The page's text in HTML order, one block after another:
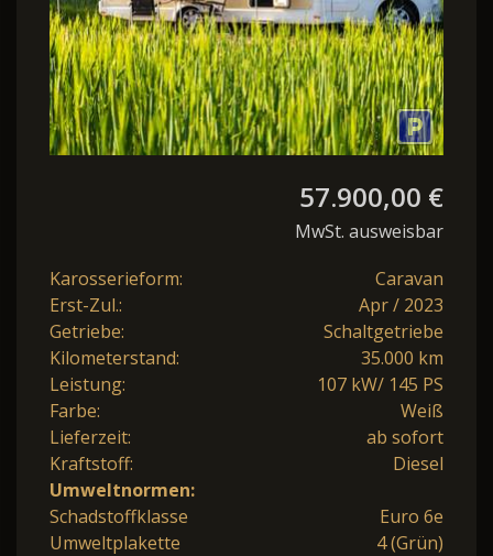
57.900,00 €
MwSt. ausweisbar
Karosserieform:
Caravan
Erst-Zul.:
Apr / 2023
Getriebe:
Schaltgetriebe
Kilometerstand:
35.000 km
Leistung:
107 kW/ 145 PS
Farbe:
Weiß
Lieferzeit:
ab sofort
Kraftstoff:
Diesel
Umweltnormen:
Schadstoffklasse
Euro 6e
Umweltplakette
4 (Grün)